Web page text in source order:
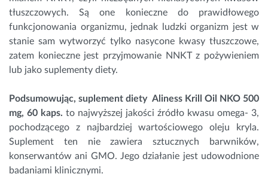
tłuszczowych. Są one konieczne do prawidłowego
funkcjonowania organizmu, jednak ludzki organizm jest w
stanie sam wytworzyć tylko nasycone kwasy tłuszczowe,
zatem konieczne jest przyjmowanie NNKT z pożywieniem
lub jako suplementy diety.
Podsumowując, suplement diety Aliness Krill Oil NKO 500
mg, 60 kaps. to najwyższej jakości źródło kwasu omega- 3,
pochodzącego z najbardziej wartościowego oleju kryla.
Suplement ten nie zawiera sztucznych barwników,
konserwantów ani GMO. Jego działanie jest udowodnione
badaniami klinicznymi.